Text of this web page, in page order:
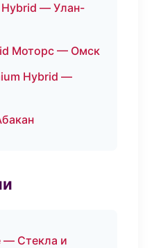
— Улан-
Моторс — Омск
Hybrid —
— Стекла и